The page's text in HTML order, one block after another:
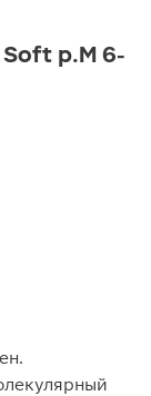
Soft р.M 6-